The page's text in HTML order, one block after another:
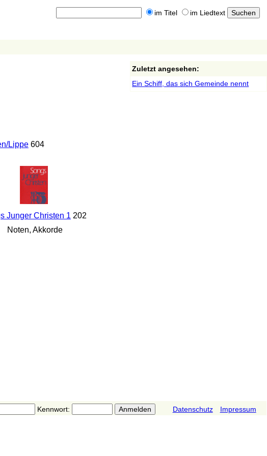
im Titel im Liedtext
Lippe604
Junger Christen 1202
Noten, Akkorde
Zuletzt angesehen:
Ein Schiff, das sich Gemeinde nennt
Kennwort: Datenschutz Impressum